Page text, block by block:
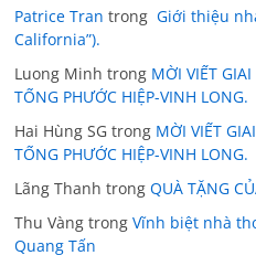
Patrice Tran trong Giới thiệu
California”).
Luong Minh trong MỜI VIẾT
TỐNG PHƯỚC HIỆP-VINH LONG.
Hai Hùng SG trong MỜI VIẾT
TỐNG PHƯỚC HIỆP-VINH LONG.
Lãng Thanh trongQUÀ TẶNG
Thu Vàng trongVĩnh biệt nhà
Quang Tấn